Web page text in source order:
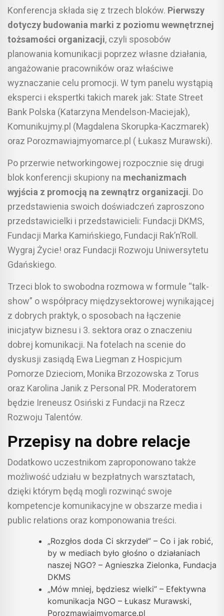
Konferencja składa się z trzech bloków. Pierwszy
dotyczy budowania marki z poziomu wewnętrznej
tożsamości organizacji, czyli sposobów
planowania komunikacji poprzez własne działania,
angażowanie pracowników oraz właściwe
wyznaczanie celu promocji. W tym panelu wystąpią
eksperci i ekspertki takich marek jak: State Street
Bank Polska (Katarzyna Mendelson-Maciejak),
Komunikujmy.pl (Magdalena Skorupka-Kaczmarek)
oraz Porozmawiajmyomarce.pl ( Łukasz Murawski).
Po przerwie networkingowej rozpocznie się drugi
blok konferencji skupiony na mechanizmach
wyjścia z promocją na zewnątrz organizacji. Do
przedstawienia swoich doświadczeń zaproszono
przedstawicielki i przedstawicieli: Fundacji DKMS,
Fundacji Marka Kamińskiego, Fundacji Rak’n’Roll.
Wygraj Życie! oraz Fundacji Rozwoju Uniwersytetu
Gdańskiego.
Trzeci blok to swobodna rozmowa w formule “talk-
show” o współpracy międzysektorowej wynikającej
z dobrych praktyk, o sposobach na łączenie
inicjatyw biznesu i 3. sektora oraz o znaczeniu
dobrej komunikacji. Na fotelach na scenie do
dyskusji zasiądą Ewa Liegman z Hospicjum
Pomorze Dzieciom, Monika Brzozowska z Torus
oraz Karolina Janik z Personal PR. Moderatorem
będzie Ireneusz Osiński z Fundacji na Rzecz
Rozwoju Talentów.
Przepisy na dobre relacje
Dodatkowo uczestnikom zaproponowano także
możliwość udziału w bezpłatnych warsztatach,
dzięki którym będą mogli rozwinąć swoje
kompetencje komunikacyjne w obszarze media i
public relations oraz komponowania treści.
„Rozgłos doda Ci skrzydeł” – Co i jak robić,
by w mediach było głośno o działaniach
naszej NGO? – Agnieszka Zielonka, Fundacja
DKMS
„Mów mniej, będziesz wielki” – Efektywna
komunikacja NGO – Łukasz Murawski,
Porozmawiajmyomarce.pl